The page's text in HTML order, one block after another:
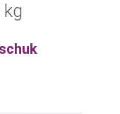
kg